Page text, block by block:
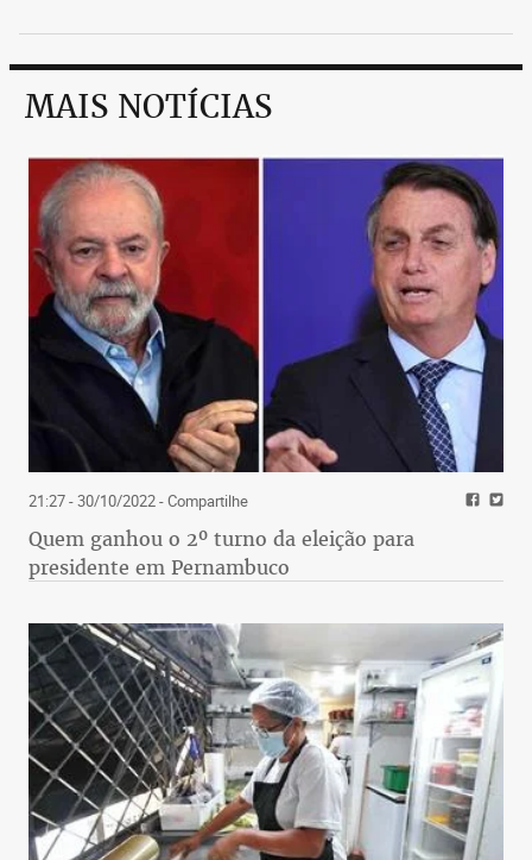
MAIS NOTÍCIAS
21:27 - 30/10/2022- Compartilhe
Quem ganhou o 2º turno da eleição para
presidente em Pernambuco